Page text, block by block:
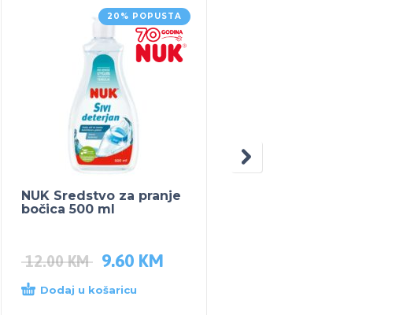
20% POPUSTA
NUK Sredstvo za pranje
bočica 500 ml
12.00KM 9.60 KM
Dodaj u košaricu